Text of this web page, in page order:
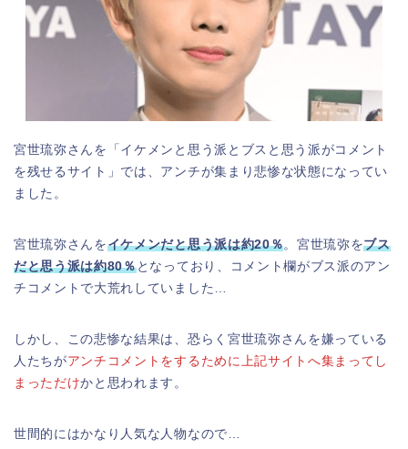
宮世琉弥さんを「イケメンと思う派とブスと思う派がコメント
を残せるサイト」では、アンチが集まり悲惨な状態になってい
ました。
宮世琉弥さんをイケメンだと思う派は約20％。宮世琉弥をブス
だと思う派は約80％となっており、コメント欄がブス派のアン
チコメントで大荒れしていました…
しかし、この悲惨な結果は、恐らく宮世琉弥さんを嫌っている
人たちがアンチコメントをするために上記サイトへ集まってし
まっただけかと思われます。
世間的にはかなり人気な人物なので…